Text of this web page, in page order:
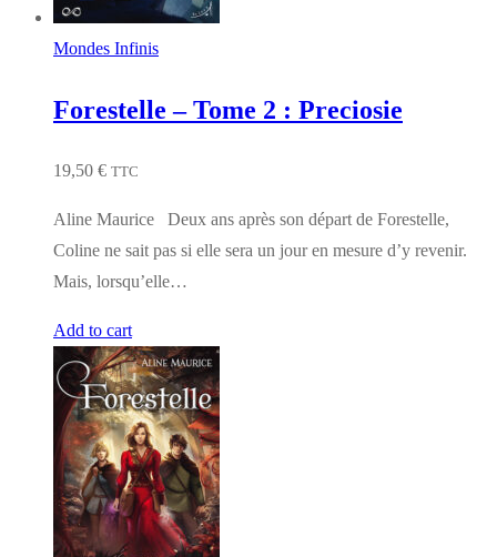
Mondes Infinis
Forestelle – Tome 2 : Preciosie
19,50 € TTC
Aline Maurice Deux ans après son départ de Forestelle,
Coline ne sait pas si elle sera un jour en mesure d’y revenir.
Mais, lorsqu’elle…
Add to cart